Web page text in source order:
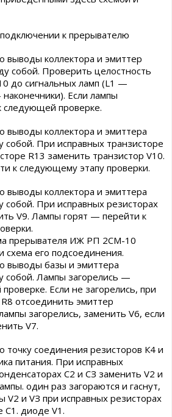
к прерывателю
выводы коллектора и эмиттер
собой. Проверить целостность
до сигнальных ламп (L1 —
Если лампы
следующей проверке.
выводы коллектора и эмиттера
собой. При исправных транзисторе
R13 заменить транзистор V10.
к следующему этапу проверки.
выводы коллектора и эмиттера
собой. При исправных резисторах
V9. Лампы горят — перейти к
прерывателя ИЖ РП 2СМ-10
схема его подсоединения.
выводы базы и эмиттера
собой. Лампы загорелись —
Если не загорелись, при
отсоединить эмиттер
загорелись, заменить V6, если
V7.
точку соединения резисторов К4 и
питания. При исправных
С2 и СЗ заменить V2 и
один раз загораются и гаснут,
V2 и VЗ при исправных резисторах
С1. диоде V1.